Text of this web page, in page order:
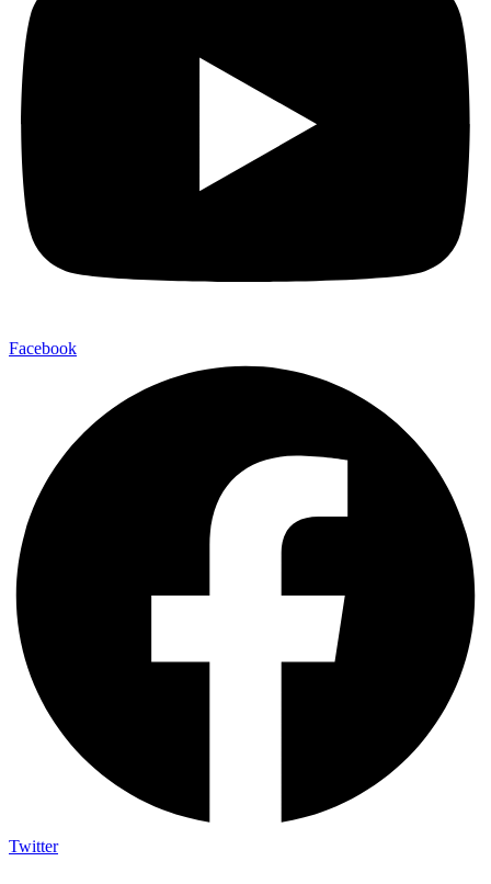
Facebook
Twitter